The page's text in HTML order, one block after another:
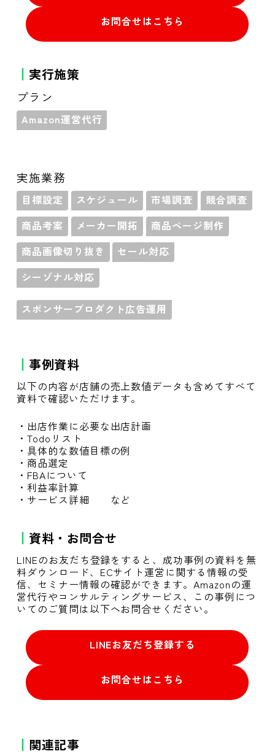
お問合せはこちら
実行施策
プラン
Amazon運営代行
実施業務
目標設定 スケジュール 市場調査
競合調査
商品考案
メーカー開拓
商品ページ制作
商品画像切り抜き
セール対応
シーゾナル対応
スポンサープロダクト広告運用
事例資料
以下の内容が店舗の売上数値データも含めてすべて
資料で確認いただけます。
・出店作業に必要な出店計画
・Todoリスト
・具体的な数値目標の例
・商品選定
・FBAについて
・利益率計算
・サービス詳細 など
資料・お問合せ
LINEのお友だち登録をすると、成功事例の資料を無
料ダウンロード、ECサイト運営に関する情報の受
信、セミナー情報の確認ができます。Amazonの運
営代行やコンサルティングサービス、この事例につ
いてのご質問は以下へお問合せください。
LINEお友だち登録する
お問合せはこちら
関連記事